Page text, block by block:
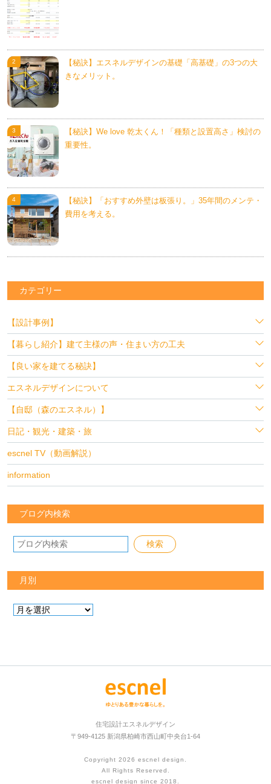
【秘訣】エスネルデザインの基礎「高基礎」の3つの大
きなメリット。
【秘訣】We love 乾太くん！「種類と設置高さ」検討の
重要性。
【秘訣】「おすすめ外壁は板張り。」35年間のメンテ・
費用を考える。
カテゴリー
【設計事例】
【暮らし紹介】建て主様の声・住まい方の工夫
【良い家を建てる秘訣】
エスネルデザインについて
【自邸（森のエスネル）】
日記・観光・建築・旅
escnel TV（動画解説）
information
ブログ内検索
月別
住宅設計エスネルデザイン
〒949-4125 新潟県柏崎市西山町中央台1-64
Copyright 2026 escnel design
All Rights Reserved.
escnel design since 2018.